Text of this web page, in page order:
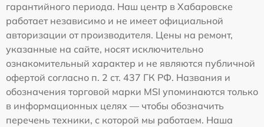
гарантийного периода. Наш центр в Хабаровске
работает независимо и не имеет официальной
авторизации от производителя. Цены на ремонт,
указанные на сайте, носят исключительно
ознакомительный характер и не являются публичной
офертой согласно п. 2 ст. 437 ГК РФ. Названия и
обозначения торговой марки MSI упоминаются только
в информационных целях — чтобы обозначить
перечень техники, с которой мы работаем. Наша